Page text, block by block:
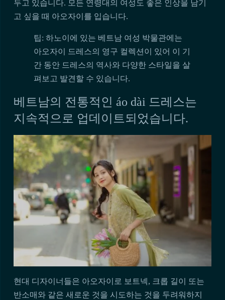
두고 있습니다. 모든 연령대의 여성도 좋은 인상을 남기
고 싶을 때 아오자이를 입습니다.
팁: 하노이에 있는 베트남 여성 박물관에는
아오자이 드레스의 영구 컬렉션이 있어 이 기
간 동안 드레스의 역사와 다양한 스타일을 살
펴보고 발견할 수 있습니다.
베트남의 전통적인 áo dài 드레스는
지속적으로 업데이트되었습니다.
현대 디자이너들은 아오자이로 보트넥, 크롭 길이 또는
반소매와 같은 새로운 것을 시도하는 것을 두려워하지